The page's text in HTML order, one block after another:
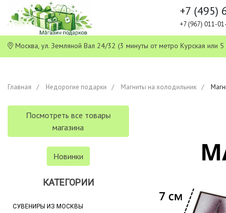
+7 (495)
+7 (967) 011-
Москва, ул. Земляной Вал 24/32 (3 минуты от метро Курская или
Главная Недорогие подарки Магниты на холодильник
Посмотреть все товары
магазина
Новинки
КАТЕГОРИИ
СУВЕНИРЫ ИЗ МОСКВЫ